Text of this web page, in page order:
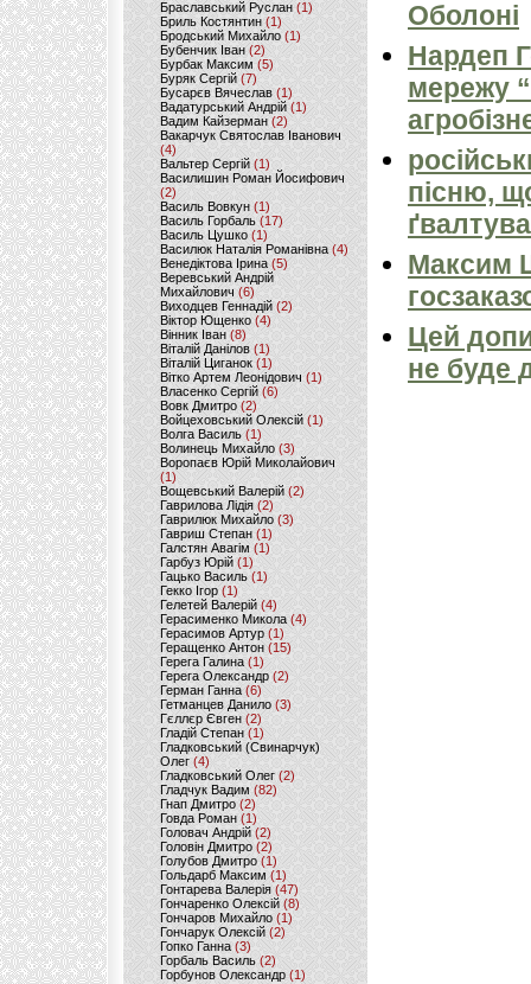
Браславський Руслан (1)
Бриль Костянтин (1)
Бродський Михайло (1)
Бубенчик Іван(2)
Бурбак Максим (5)
Буряк Сергій (7)
Бусарєв Вячеслав (1)
Вадатурський Андрій (1)
Вадим Кайзерман (2)
Вакарчук Святослав Іванович
(4)
Вальтер Сергій (1)
Василишин Роман Йосифович
(2)
Василь Вовкун (1)
Василь Горбаль (17)
Василь Цушко (1)
Василюк Наталія Романівна (4)
Венедіктова Ірина(5)
Веревський Андрій
Михайлович (6)
Виходцев Геннадій (2)
Віктор Ющенко (4)
Вінник Іван (8)
Віталій Данілов (1)
Віталій Циганок (1)
Вітко Артем Леонідович(1)
Власенко Сергій (6)
Вовк Дмитро(2)
Войцеховський Олексій(1)
Волга Василь (1)
Волинець Михайло (3)
Воропаєв Юрій Миколайович
(1)
Вощевський Валерій(2)
Гаврилова Лідія (2)
Гаврилюк Михайло (3)
Гавриш Степан (1)
Галстян Авагім (1)
Гарбуз Юрій (1)
Гацько Василь (1)
Гекко Ігор(1)
Гелетей Валерій (4)
Герасименко Микола (4)
Герасимов Артур (1)
Геращенко Антон(15)
Герега Галина (1)
Герега Олександр (2)
Герман Ганна (6)
Гетманцев Данило (3)
Гєллєр Євген (2)
Гладій Степан(1)
Гладковський (Свинарчук)
Олег (4)
Гладковський Олег (2)
Гладчук Вадим (82)
Гнап Дмитро (2)
Говда Роман(1)
Головач Андрій (2)
Головін Дмитро (2)
Голубов Дмитро (1)
Гольдарб Максим(1)
Гонтарева Валерія (47)
Гончаренко Олексій(8)
Гончаров Михайло (1)
Гончарук Олексій (2)
Гопко Ганна (3)
Горбаль Василь (2)
Горбунов Олександр (1)
Оболоні
Нардеп
мережу
пісню,
Максим
Цей
не буде